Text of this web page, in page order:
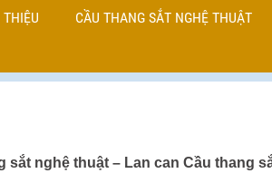
THIỆU CẦU THANG SẮT NGHỆ THUẬT
sắt nghệ thuật – Lan can Cầu thang